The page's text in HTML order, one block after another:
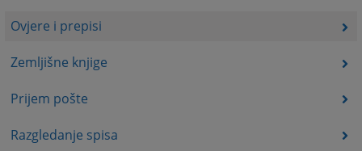
Ovjere i prepisi
Zemljišne knjige
Prijem pošte
Razgledanje spisa